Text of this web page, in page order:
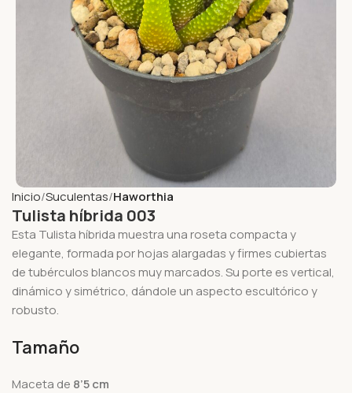
Inicio Suculentas Haworthia
Tulista híbrida 003
Esta Tulista híbrida muestra una roseta compacta y
elegante, formada por hojas alargadas y firmes cubiertas
de tubérculos blancos muy marcados. Su porte es vertical,
dinámico y simétrico, dándole un aspecto escultórico y
robusto.
Tamaño
Maceta de 8’5 cm